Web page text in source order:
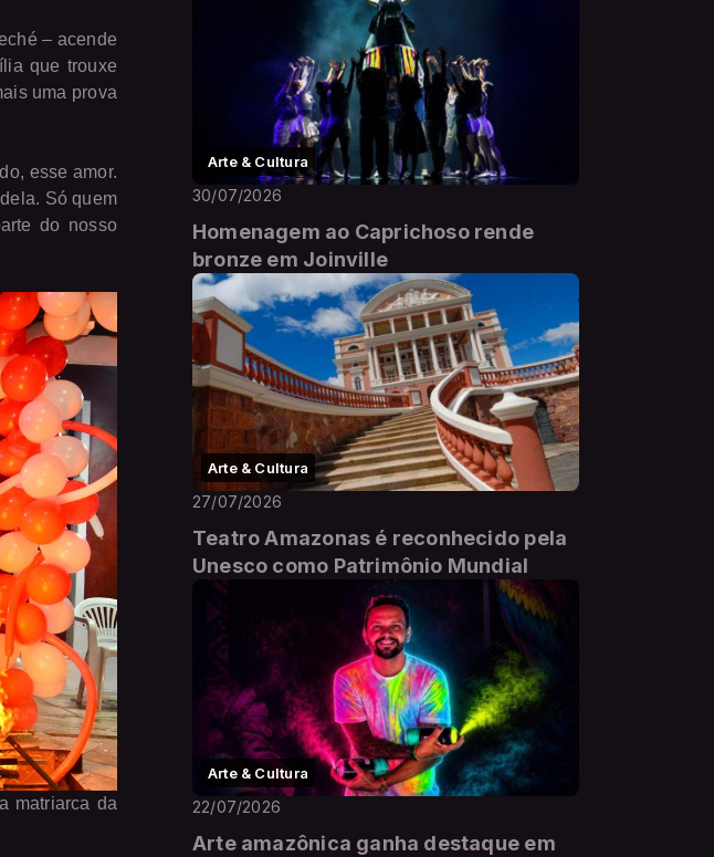
– acende
que trouxe
uma prova
esse amor.
Só quem
do nosso
matriarca da
Arte & Cultura
30/07/2026
Homenagem ao Caprichoso rende
bronze em Joinville
Arte & Cultura
27/07/2026
Teatro Amazonas é reconhecido pela
Unesco como Patrimônio Mundial
Arte & Cultura
22/07/2026
Arte amazônica ganha destaque em